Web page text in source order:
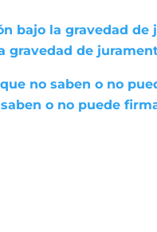
bajo la gravedad de
gravedad de
no saben o no
o no puede